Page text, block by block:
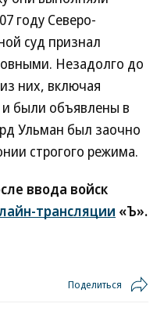
году Северо-
суд признал
Незадолго до
них, включая
были объявлены в
Ульман был заочно
строгого режима.
ввода войск
трансляции «Ъ».
Поделиться